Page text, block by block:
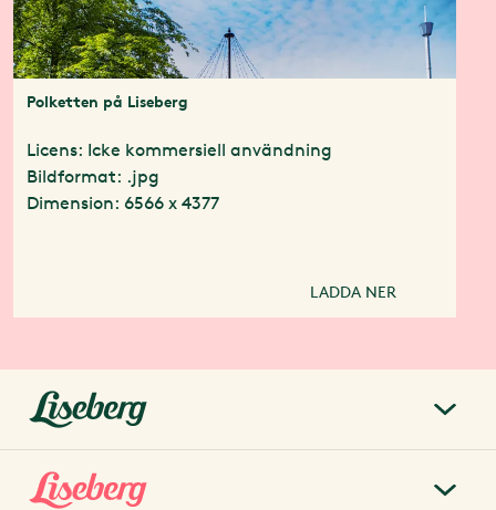
Polketten på Liseberg
Licens: Icke kommersiell användning
Bildformat: .jpg
Dimension: 6566 x 4377
LADDA NER
liseberg.se